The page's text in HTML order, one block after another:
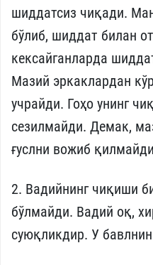
шиддатсиз чиқади.
бўлиб, шиддат билан
кексайганларда
Мазий эркаклардан
учрайди. Гоҳо унинг
сезилмайди. Демак,
ғуслни вожиб
2. Вадийнинг чиқиши
бўлмайди. Вадий оқ,
суюқликдир. У